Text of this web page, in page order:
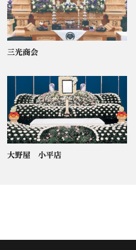
三光商会
大野屋 小平店